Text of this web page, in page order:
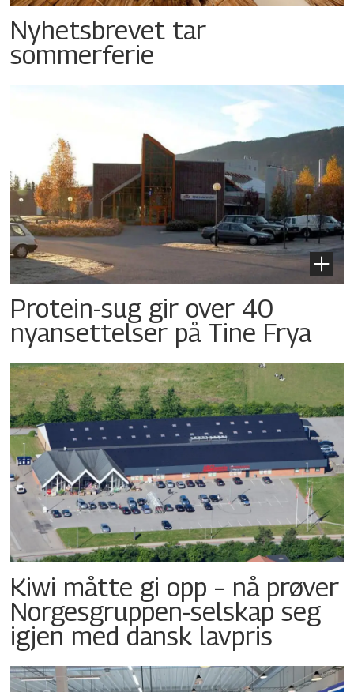
Nyhetsbrevet tar
sommerferie
Protein-sug gir over 40
nyansettelser på Tine Frya
Kiwi måtte gi opp – nå prøver
Norgesgruppen-selskap seg
igjen med dansk lavpris